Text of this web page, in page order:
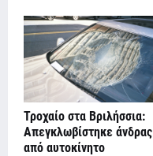
Τροχαίο στα Βριλήσσια:
Απεγκλωβίστηκε άνδρας
από αυτοκίνητο